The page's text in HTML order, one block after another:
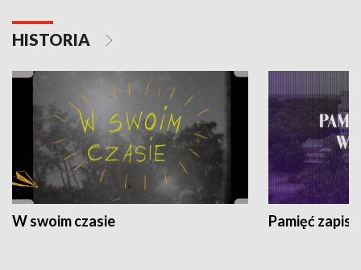
HISTORIA
W swoim czasie Pamięć